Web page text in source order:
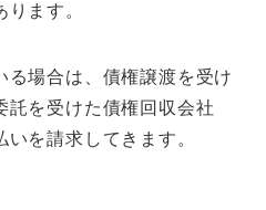
ます。
る場合は、債権譲渡を受け
託を受けた債権回収会社
を請求してきます。